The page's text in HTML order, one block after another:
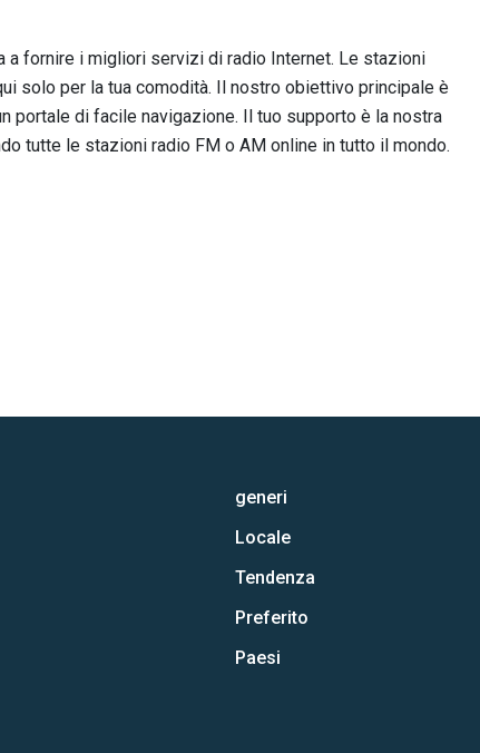
a fornire i migliori servizi di radio Internet. Le stazioni
solo per la tua comodità. Il nostro obiettivo principale è
portale di facile navigazione. Il tuo supporto è la nostra
tutte le stazioni radio FM o AM online in tutto il mondo.
generi
Locale
Tendenza
Preferito
Paesi